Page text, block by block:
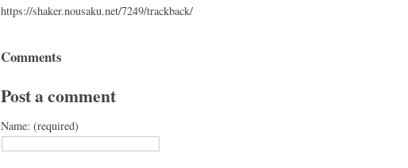
https://shaker.nousaku.net/7249/trackback/
Comments
Post a comment
Name: (required)